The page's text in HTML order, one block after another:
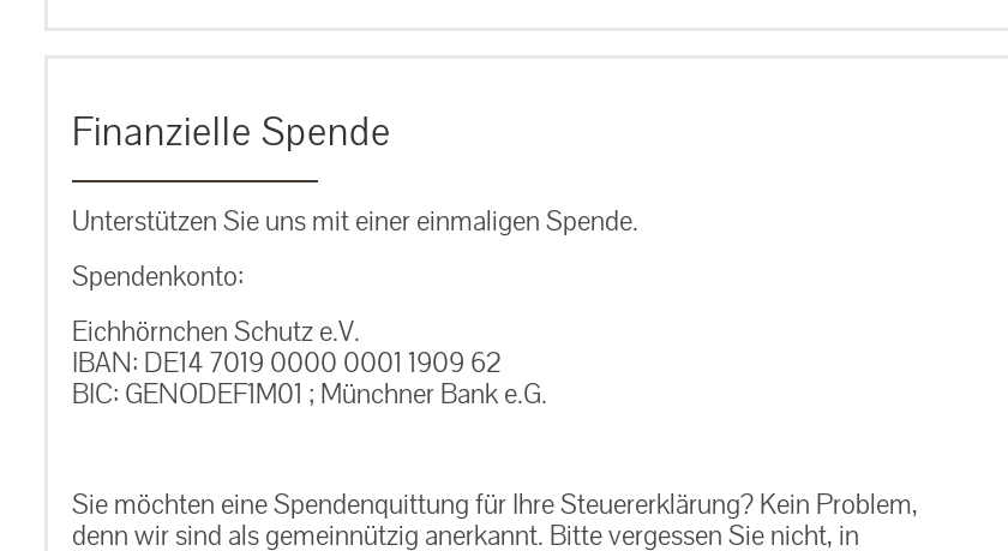
Finanzielle Spende
Unterstützen Sie uns mit einer einmaligen Spende.
Spendenkonto:
Eichhörnchen Schutz e.V.
IBAN: DE14 7019 0000 0001 1909 62
BIC: GENODEF1M01 ; Münchner Bank e.G.
Sie möchten eine Spendenquittung für Ihre Steuererklärung? Kein Problem,
denn wir sind als gemeinnützig anerkannt. Bitte vergessen Sie nicht, in